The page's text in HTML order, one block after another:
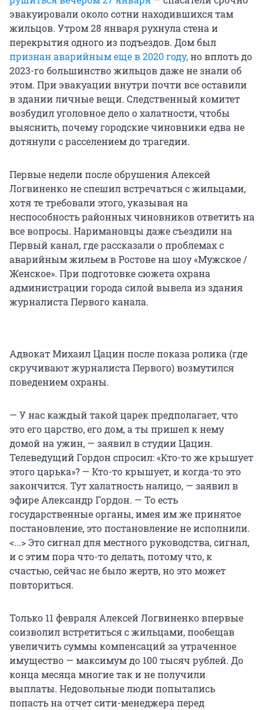
эвакуировали около сотни находившихся там
жильцов. Утром 28 января рухнула стена и
перекрытия одного из подъездов. Дом был
признан аварийным еще в 2020 году,но вплоть до
2023-го большинство жильцов даже не знали об
этом. При эвакуации внутри почти все оставили
в здании личные вещи. Следственный комитет
возбудил уголовное дело о халатности, чтобы
выяснить, почему городские чиновники едва не
дотянули с расселением до трагедии.
Первые недели после обрушения Алексей
Логвиненко не спешил встречаться с жильцами,
хотя те требовали этого, указывая на
неспособность районных чиновников ответить на
все вопросы. Наримановцы даже съездили на
Первый канал, где рассказали о проблемах с
аварийным жильем в Ростове на шоу «Мужское /
Женское». При подготовке сюжета охрана
администрации города силой вывела из здания
журналиста Первого канала.
Адвокат Михаил Цацин после показа ролика (где
скручивают журналиста Первого) возмутился
поведением охраны.
— У нас каждый такой царек предполагает, что
это его царство, его дом, а ты пришел к нему
домой на ужин, — заявил в студии Цацин.
Телеведущий Гордон спросил: «Кто-то же крышует
этого царька»? — Кто-то крышует, и когда-то это
закончится. Тут халатность налицо, — заявил в
эфире Александр Гордон. — То есть
государственные органы, имея им же принятое
постановление, это постановление не исполнили.
<...> Это сигнал для местного руководства, сигнал,
и с этим пора что-то делать, потому что, к
счастью, сейчас не было жертв, но это может
повториться.
Только 11 февраля Алексей Логвиненко впервые
соизволил встретиться с жильцами, пообещав
увеличить суммы компенсаций за утраченное
имущество — максимум до 100 тысяч рублей. До
конца месяца многие так и не получили
выплаты. Недовольные люди попытались
попасть на отчет сити-менеджера перед